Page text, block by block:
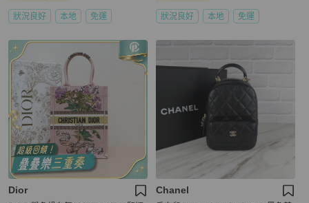
狀況良好 本地 免運 狀況良好 本地 免運
Dior Chanel